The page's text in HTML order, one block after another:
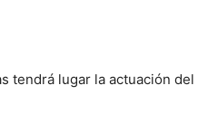
tendrá lugar la actuación